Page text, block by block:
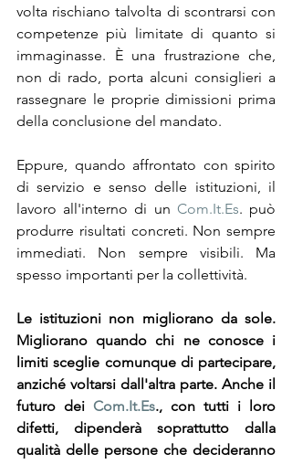
volta rischiano talvolta di scontrarsi con
competenze più limitate di quanto si
immaginasse. È una frustrazione che,
non di rado, porta alcuni consiglieri a
rassegnare le proprie dimissioni prima
della conclusione del mandato.
Eppure, quando affrontato con spirito
di servizio e senso delle istituzioni, il
lavoro all'interno di un Com.It.Es. può
produrre risultati concreti. Non sempre
immediati. Non sempre visibili. Ma
spesso importanti per la collettività.
Le istituzioni non migliorano da sole.
Migliorano quando chi ne conosce i
limiti sceglie comunque di partecipare,
anziché voltarsi dall'altra parte. Anche il
futuro dei Com.It.Es., con tutti i loro
difetti, dipenderà soprattutto dalla
qualità delle persone che decideranno